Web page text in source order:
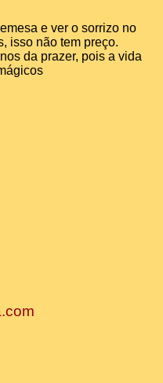
e ver o sorrizo no
isso não tem preço.
da prazer, pois a vida